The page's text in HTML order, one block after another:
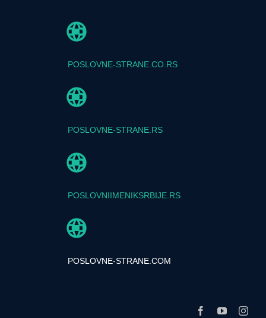
POSLOVNE-STRANE.CO.RS
POSLOVNE-STRANE.RS
POSLOVNIIMENIKSRBIJE.RS
POSLOVNE-STRANE.COM